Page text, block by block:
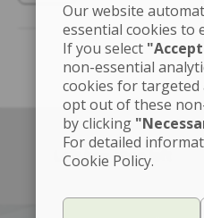
Left box align left
Our website
essential cookies to
If you select
non-essential
cookies for targeted
opt out of these
by clicking
For detailed
Cookie Policy.